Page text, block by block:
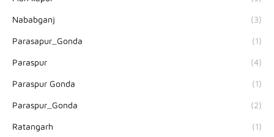
Nababganj (3)
Parasapur_Gonda (1)
Paraspur (4)
Paraspur Gonda (1)
Paraspur_Gonda (2)
Ratangarh (1)